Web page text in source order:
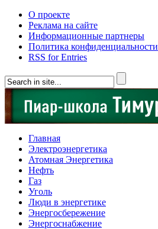
О проекте
Реклама на сайте
Информационные партнеры
Политика конфиденциальности
RSS for Entries
Главная
Электроэнергетика
Атомная Энергетика
Нефть
Газ
Уголь
Люди в энергетике
Энергосбережение
Энергоснабжение